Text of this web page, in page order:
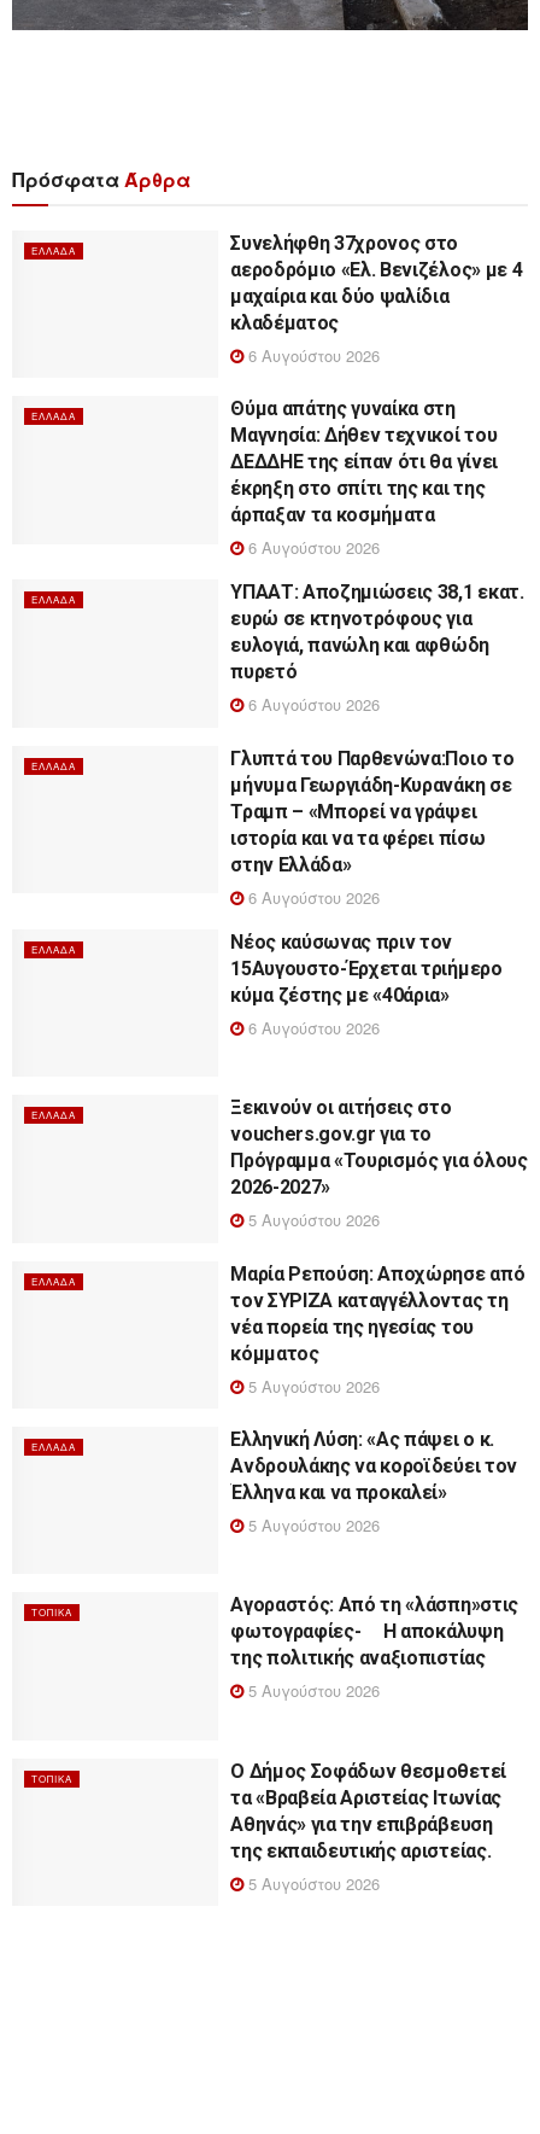
ΠρόσφαταΆρθρα
ΕΛΛΆΔΑ
Συνελήφθη 37χρονος στο
αεροδρόμιο «Ελ. Βενιζέλος» με 4
μαχαίρια και δύο ψαλίδια
κλαδέματος
6 Αυγούστου 2026
ΕΛΛΆΔΑ
Θύμα απάτης γυναίκα στη
Μαγνησία: Δήθεν τεχνικοί του
ΔΕΔΔΗΕ της είπαν ότι θα γίνει
έκρηξη στο σπίτι της και της
άρπαξαν τα κοσμήματα
6 Αυγούστου 2026
ΕΛΛΆΔΑ
ΥΠΑΑΤ: Αποζημιώσεις 38,1 εκατ.
ευρώ σε κτηνοτρόφους για
ευλογιά, πανώλη και αφθώδη
πυρετό
6 Αυγούστου 2026
ΕΛΛΆΔΑ
Γλυπτά του Παρθενώνα:Ποιο το
μήνυμα Γεωργιάδη-Κυρανάκη σε
Τραμπ – «Μπορεί να γράψει
ιστορία και να τα φέρει πίσω
στην Ελλάδα»
6 Αυγούστου 2026
ΕΛΛΆΔΑ
Νέος καύσωνας πριν τον
15Αυγουστο-Έρχεται τριήμερο
κύμα ζέστης με «40άρια»
6 Αυγούστου 2026
ΕΛΛΆΔΑ
Ξεκινούν οι αιτήσεις στο
vouchers.gov.gr για το
Πρόγραμμα «Τουρισμός για όλους
2026-2027»
5 Αυγούστου 2026
ΕΛΛΆΔΑ
Μαρία Ρεπούση: Αποχώρησε από
τον ΣΥΡΙΖΑ καταγγέλλοντας τη
νέα πορεία της ηγεσίας του
κόμματος
5 Αυγούστου 2026
ΕΛΛΆΔΑ
Ελληνική Λύση: «Ας πάψει ο κ.
Ανδρουλάκης να κοροϊδεύει τον
Έλληνα και να προκαλεί»
5 Αυγούστου 2026
ΤΟΠΙΚΆ
Αγοραστός: Από τη «λάσπη»στις
φωτογραφίες- Η αποκάλυψη
της πολιτικής αναξιοπιστίας
5 Αυγούστου 2026
ΤΟΠΙΚΆ
Ο Δήμος Σοφάδων θεσμοθετεί
τα «Βραβεία Αριστείας Ιτωνίας
Αθηνάς» για την επιβράβευση
της εκπαιδευτικής αριστείας.
5 Αυγούστου 2026